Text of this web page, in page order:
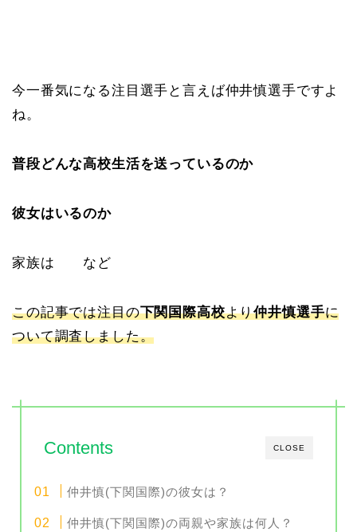
今一番気になる注目選手と言えば仲井慎選手ですよ
ね。
普段どんな高校生活を送っているのか
彼女はいるのか
家族は など
この記事では注目の下関国際高校より仲井慎選手に
ついて調査しました。
CLOSE
Contents
仲井慎(下関国際)の彼女は？
仲井慎(下関国際)の両親や家族は何人？